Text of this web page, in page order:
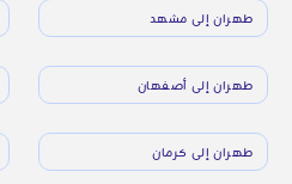
طهران إلى مشهد
طهران إلى أصفهان
طهران إلى كرمان